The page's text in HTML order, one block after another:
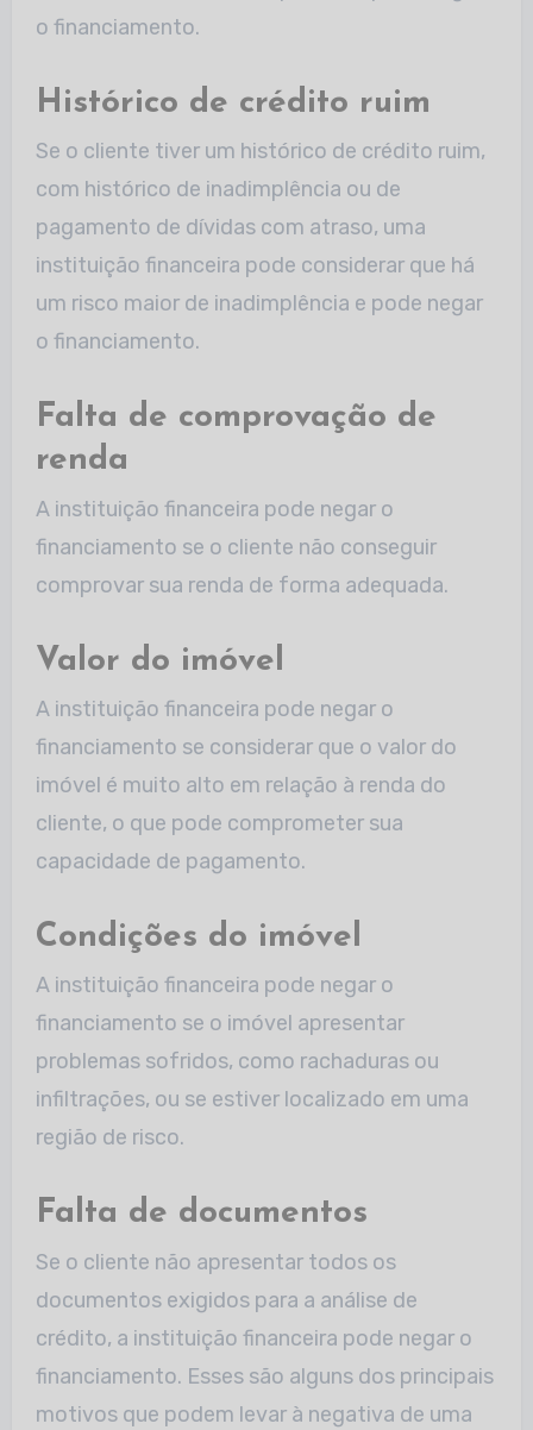
o financiamento.
Histórico de crédito ruim
Se o cliente tiver um histórico de crédito ruim,
com histórico de inadimplência ou de
pagamento de dívidas com atraso, uma
instituição financeira pode considerar que há
um risco maior de inadimplência e pode negar
o financiamento.
Falta de comprovação de
renda
A instituição financeira pode negar o
financiamento se o cliente não conseguir
comprovar sua renda de forma adequada.
Valor do imóvel
A instituição financeira pode negar o
financiamento se considerar que o valor do
imóvel é muito alto em relação à renda do
cliente, o que pode comprometer sua
capacidade de pagamento.
Condições do imóvel
A instituição financeira pode negar o
financiamento se o imóvel apresentar
problemas sofridos, como rachaduras ou
infiltrações, ou se estiver localizado em uma
região de risco.
Falta de documentos
Se o cliente não apresentar todos os
documentos exigidos para a análise de
crédito, a instituição financeira pode negar o
financiamento. Esses são alguns dos principais
motivos que podem levar à negativa de uma